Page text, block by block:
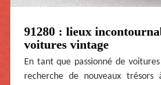
91280 : lieux
voitures vintage
En tant que passionné de
recherche de nouveaux